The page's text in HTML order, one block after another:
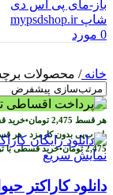
0 مورد
خانه/ محصولات
هر قسط 2,475 تومان•خرید
با ترب‌پی بدون کارمزدهر
2,475 تومان•خرید قسطی بانمایش سریع
دانلود کاراکتر